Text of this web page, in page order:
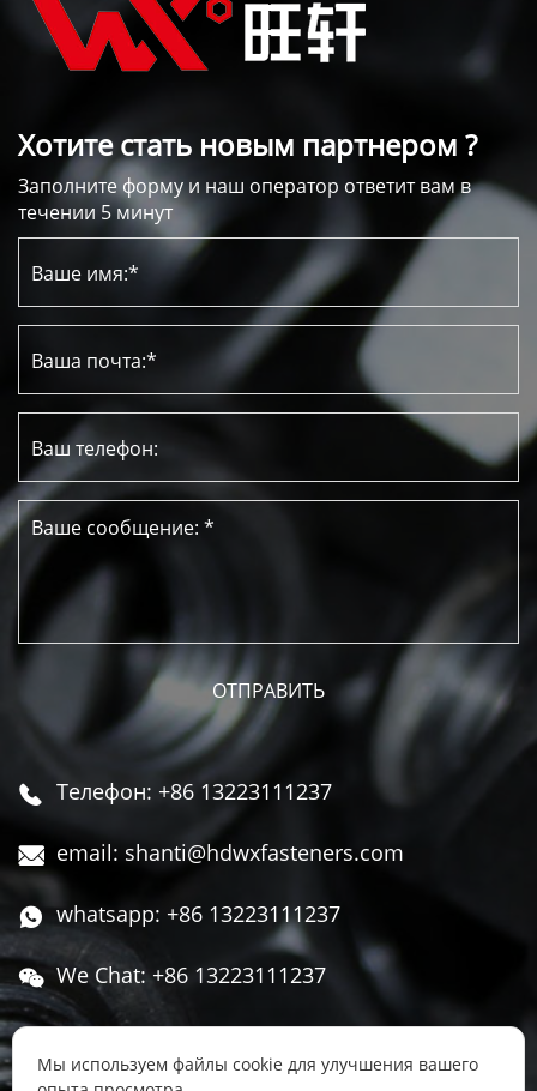
Хотите стать новым партнером ?
Заполните форму и наш оператор ответит вам в
течении 5 минут
 Телефон: +86 13223111237
 email: shanti@hdwxfasteners.com
 whatsapp: +86 13223111237
 We Chat: +86 13223111237
Адрес: Северная часть Западной улицы,
Чжоуцунь, поселок Сису, район Юннянь,
Мы используем файлы cookie для улучшения вашего